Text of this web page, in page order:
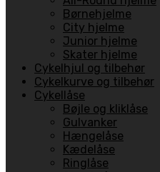
Børnehjelme
City hjelme
Junior hjelme
Skater hjelme
Cykelhjul og tilbehør
Cykelkurve og tilbehør
Cykellåse
Bøjle og kliklåse
Gulvanker
Hængelåse
Kædelåse
Ringlåse